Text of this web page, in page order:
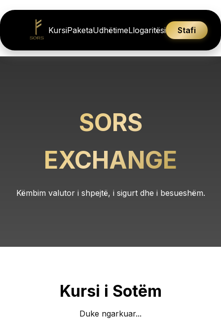
KursiPaketaUdhëtimeLlogaritësi Stafi
SORS
EXCHANGE
Këmbim valutor i shpejtë, i sigurt dhe i besueshëm.
Kursi i Sotëm
Duke ngarkuar...